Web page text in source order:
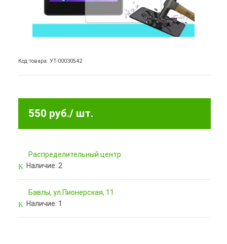
Код товара: УТ-00030542
550 руб./ шт.
Pаспределительный центр
Наличие: 2
Бавлы, ул.Пионерская, 11
Наличие: 1